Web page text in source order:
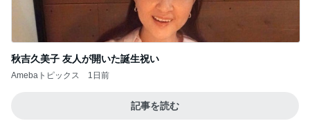
秋吉久美子 友人が開いた誕生祝い
Amebaトピックス 1日前
記事を読む